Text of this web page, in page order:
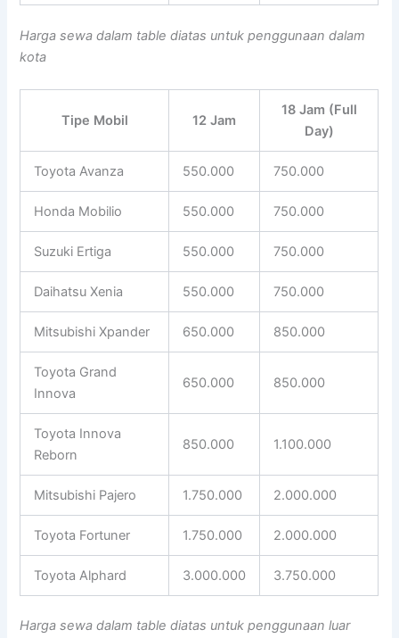
Harga sewa dalam table diatas untuk penggunaan dalam
kota
Tipe Mobil 12 Jam
18 Jam (Full
Day)
Toyota Avanza 550.000 750.000
Honda Mobilio 550.000 750.000
Suzuki Ertiga 550.000 750.000
Daihatsu Xenia 550.000 750.000
Mitsubishi Xpander 650.000 850.000
Toyota Grand
Innova
650.000 850.000
Toyota Innova
Reborn
850.000 1.100.000
Mitsubishi Pajero 1.750.000 2.000.000
Toyota Fortuner 1.750.000 2.000.000
Toyota Alphard 3.000.000 3.750.000
Harga sewa dalam table diatas untuk penggunaan luar